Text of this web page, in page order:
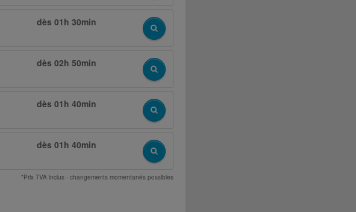
dès 01h 30min
dès 02h 50min
dès 01h 40min
dès 01h 40min
*Prix TVA inclus - changements momentanés possibles